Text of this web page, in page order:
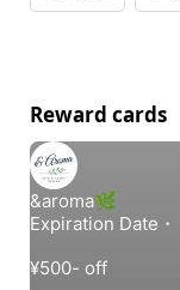
Reward cards